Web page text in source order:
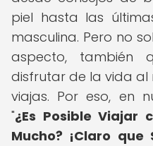
piel hasta las
masculina. Pero no
aspecto, también
disfrutar de la vida al
viajas. Por eso, en
"¿Es Posible Viajar
Mucho? ¡Claro que